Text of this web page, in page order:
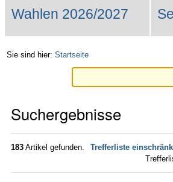
Wahlen 2026/2027
Sie sind hier: Startseite
Suchergebnisse
183 Artikel gefunden.
Trefferliste